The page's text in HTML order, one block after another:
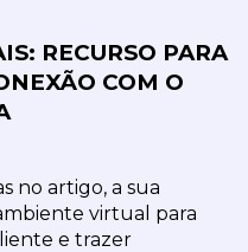
RECURSO PARA
COM O
no artigo, a sua
virtual para
e trazer